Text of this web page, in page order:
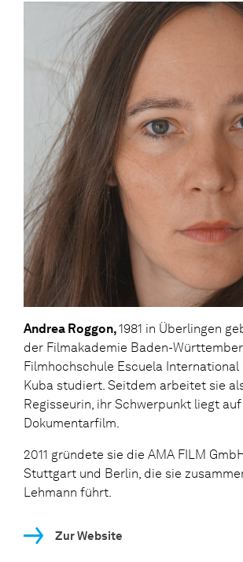
Andrea Roggon,1981 in Überlingen
der Filmakademie Baden-
Filmhochschule Escuela International
Kuba studiert. Seitdem arbeitet sie
Regisseurin, ihr Schwerpunkt liegt
Dokumentarfilm.
2011 gründete sie die AMA FILM
Stuttgart und Berlin, die sie
Lehmann führt.
Zur Website